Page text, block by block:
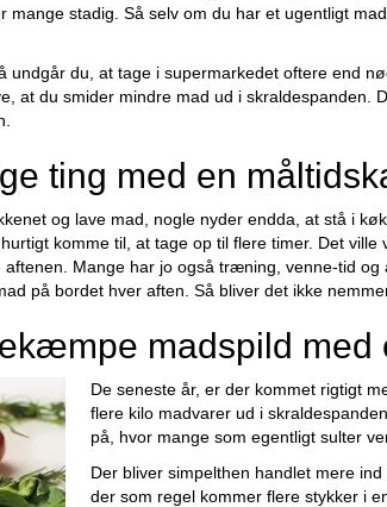
mange stadig. Så selv om du har et ugentligt
undgår du, at tage i supermarkedet oftere end
at du smider mindre mad ud i
ting med en
og lave mad, nogle nyder endda, at stå i
komme til, at tage op til flere timer. Det
Mange har jo også træning, venne-tid
på bordet hver aften. Så bliver det ikke
madspild med
De seneste år, er der kommet rigtigt
flere kilo madvarer ud i
på, hvor mange som egentligt sulter
Der bliver simpelthen handlet mere
der som regel kommer flere stykker i